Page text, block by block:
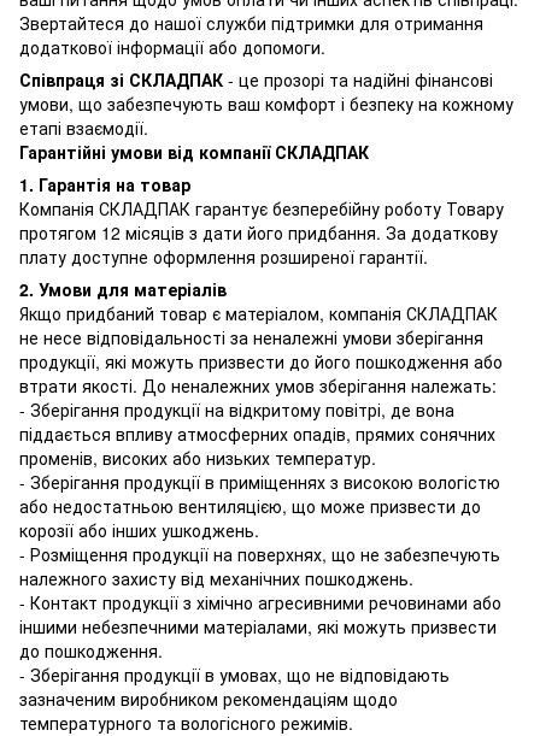
Звертайтеся до нашої служби підтримки для отримання
додаткової інформації або допомоги.
Співпраця зі СКЛАДПАК - це прозорі та надійні фінансові
умови, що забезпечують ваш комфорт і безпеку на кожному
етапі взаємодії.
Гарантійні умови від компанії СКЛАДПАК
1. Гарантія на товар
Компанія СКЛАДПАК гарантує безперебійну роботу Товару
протягом 12 місяців з дати його придбання. За додаткову
плату доступне оформлення розширеної гарантії.
2. Умови для матеріалів
Якщо придбаний товар є матеріалом, компанія СКЛАДПАК
не несе відповідальності за неналежні умови зберігання
продукції, які можуть призвести до його пошкодження або
втрати якості. До неналежних умов зберігання належать:
- Зберігання продукції на відкритому повітрі, де вона
піддається впливу атмосферних опадів, прямих сонячних
променів, високих або низьких температур.
- Зберігання продукції в приміщеннях з високою вологістю
або недостатньою вентиляцією, що може призвести до
корозії або інших ушкоджень.
- Розміщення продукції на поверхнях, що не забезпечують
належного захисту від механічних пошкоджень.
- Контакт продукції з хімічно агресивними речовинами або
іншими небезпечними матеріалами, які можуть призвести
до пошкодження.
- Зберігання продукції в умовах, що не відповідають
зазначеним виробником рекомендаціям щодо
температурного та вологісного режимів.